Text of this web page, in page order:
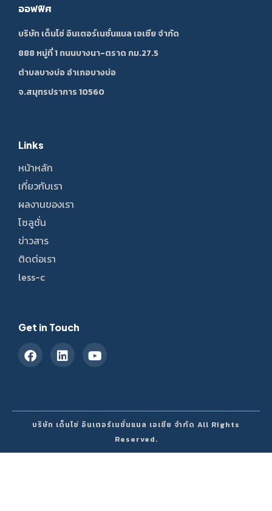
ออฟฟิศ
บริษัท เด็นโซ่ อินเตอร์เนชั่นแนล เอเชีย จำกัด
888 หมู่ที่ 1 ถนนบางนา-ตราด กม.27.5
ตำบลบางบ่อ อำเภอบางบ่อ
จ.สมุทรปราการ 10560
Links
หน้าหลัก
เกี่ยวกับเรา
ผลงานของเรา
โซลูชั่น
ข่าวสาร
ติดต่อเรา
less-c
Get in Touch
บริษัท เด็นโซ่ อินเตอร์เนชั่นแนล เอเชีย จำกัด All Rights
Reserved.